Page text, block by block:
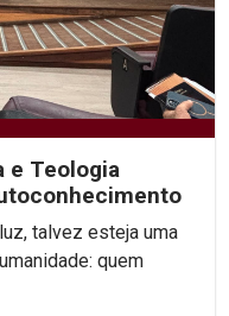
e Teologia
talvez esteja uma
quem